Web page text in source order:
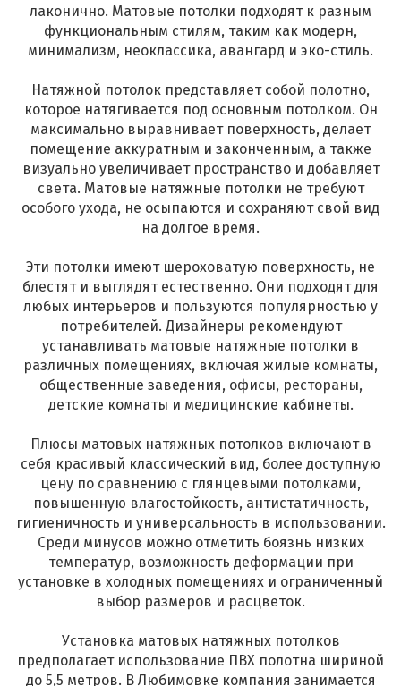
лаконично. Матовые потолки подходят к разным
функциональным стилям, таким как модерн,
минимализм, неоклассика, авангард и эко-стиль.
Натяжной потолок представляет собой полотно,
которое натягивается под основным потолком. Он
максимально выравнивает поверхность, делает
помещение аккуратным и законченным, а также
визуально увеличивает пространство и добавляет
света. Матовые натяжные потолки не требуют
особого ухода, не осыпаются и сохраняют свой вид
на долгое время.
Эти потолки имеют шероховатую поверхность, не
блестят и выглядят естественно. Они подходят для
любых интерьеров и пользуются популярностью у
потребителей. Дизайнеры рекомендуют
устанавливать матовые натяжные потолки в
различных помещениях, включая жилые комнаты,
общественные заведения, офисы, рестораны,
детские комнаты и медицинские кабинеты.
Плюсы матовых натяжных потолков включают в
себя красивый классический вид, более доступную
цену по сравнению с глянцевыми потолками,
повышенную влагостойкость, антистатичность,
гигиеничность и универсальность в использовании.
Среди минусов можно отметить боязнь низких
температур, возможность деформации при
установке в холодных помещениях и ограниченный
выбор размеров и расцветок.
Установка матовых натяжных потолков
предполагает использование ПВХ полотна шириной
до 5,5 метров. В Любимовке компания занимается